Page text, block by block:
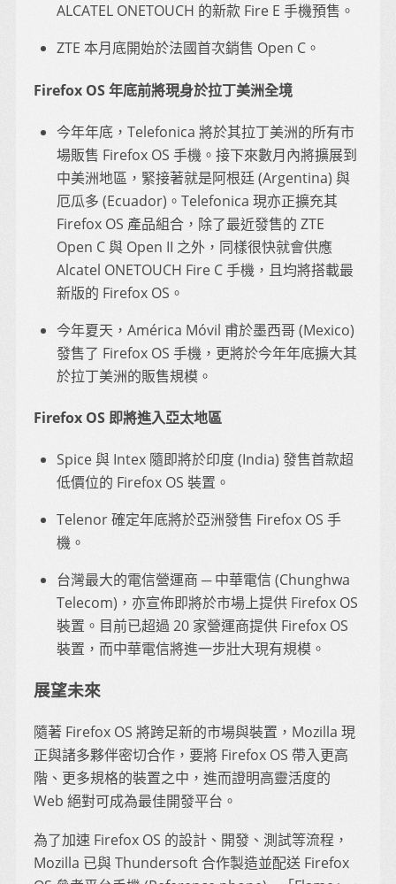
ALCATEL ONETOUCH 的新款 Fire E 手機預售。
ZTE 本月底開始於法國首次銷售 Open C。
Firefox OS 年底前將現身於拉丁美洲全境
今年年底，Telefonica 將於其拉丁美洲的所有市
場販售 Firefox OS 手機。接下來數月內將擴展到
中美洲地區，緊接著就是阿根廷 (Argentina) 與
厄瓜多 (Ecuador)。Telefonica 現亦正擴充其
Firefox OS 產品組合，除了最近發售的 ZTE
Open C 與 Open II 之外，同樣很快就會供應
Alcatel ONETOUCH Fire C 手機，且均將搭載最
新版的 Firefox OS。
今年夏天，América Móvil 甫於墨西哥 (Mexico)
發售了 Firefox OS 手機，更將於今年年底擴大其
於拉丁美洲的販售規模。
Firefox OS 即將進入亞太地區
Spice 與 Intex 隨即將於印度 (India) 發售首款超
低價位的 Firefox OS 裝置。
Telenor 確定年底將於亞洲發售 Firefox OS 手
機。
台灣最大的電信營運商 ─ 中華電信 (Chunghwa
Telecom)，亦宣佈即將於市場上提供 Firefox OS
裝置。目前已超過 20 家營運商提供 Firefox OS
裝置，而中華電信將進一步壯大現有規模。
展望未來
隨著 Firefox OS 將跨足新的市場與裝置，Mozilla 現
正與諸多夥伴密切合作，要將 Firefox OS 帶入更高
階、更多規格的裝置之中，進而證明高靈活度的
Web 絕對可成為最佳開發平台。
為了加速 Firefox OS 的設計、開發、測試等流程，
Mozilla 已與 Thundersoft 合作製造並配送 Firefox